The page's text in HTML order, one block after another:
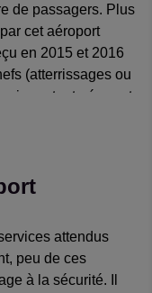
de passagers. Plus
cet aéroport
en 2015 et 2016
(atterrissages ou
important aéroport
plupart des vols
l’Europe,
le
compagnies
Provence. Les
attendus
peu de ces
à la sécurité. Il